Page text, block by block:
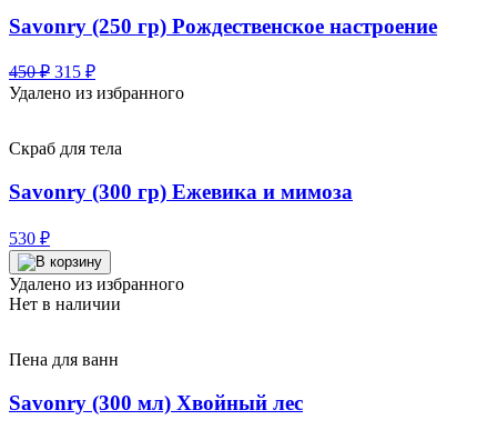
Savonry (250 гр) Рождественское настроение
450₽ Первоначальная
цена
составляла
315 ₽Текущая
цена:
Удалено из избранного
Скраб для тела
Savonry (300 гр) Ежевика и мимоза
530 ₽
Удалено из избранного
Нет в наличии
Пена для ванн
Savonry (300 мл) Хвойный лес